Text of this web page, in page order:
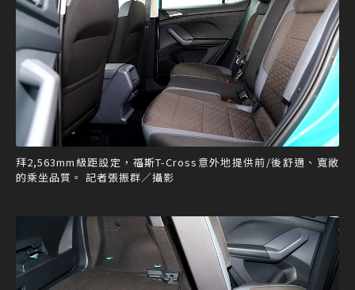
拜2,563mm級距設定，福斯T-Cross意外地提供前/後舒適、寬敞
的乘坐品質。 記者張振群／攝影